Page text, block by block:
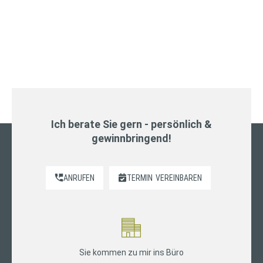
Ich berate Sie gern - persönlich &
gewinnbringend!
ANRUFEN TERMIN VEREINBAREN
Sie kommen zu mir ins Büro